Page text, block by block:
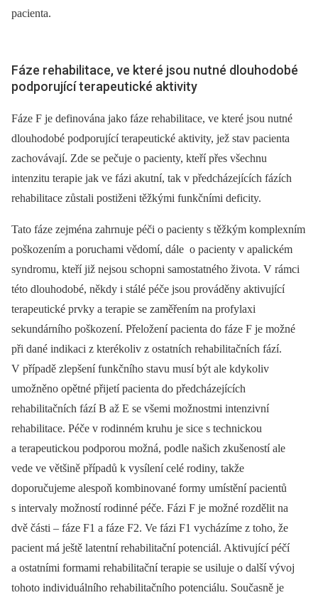
pacienta.
Fáze rehabilitace, ve které jsou nutné dlouhodobé
podporující terapeutické aktivity
Fáze F je definována jako fáze rehabilitace, ve které jsou nutné
dlouhodobé podporující terapeutické aktivity, jež stav pacienta
zachovávají. Zde se pečuje o pacienty, kteří přes všechnu
intenzitu terapie jak ve fázi akutní, tak v předcházejících fázích
rehabilitace zůstali postiženi těžkými funkčními deficity.
Tato fáze zejména zahrnuje péči o pacienty s těžkým komplexním
poškozením a poruchami vědomí, dále o pacienty v apalickém
syndromu, kteří již nejsou schopni samostatného života. V rámci
této dlouhodobé, někdy i stálé péče jsou prováděny aktivující
terapeutické prvky a terapie se zaměřením na profylaxi
sekundárního poškození. Přeložení pacienta do fáze F je možné
při dané indikaci z kterékoliv z ostatních rehabilitačních fází.
V případě zlepšení funkčního stavu musí být ale kdykoliv
umožněno opětné přijetí pacienta do předcházejících
rehabilitačních fází B až E se všemi možnostmi intenzivní
rehabilitace. Péče v rodinném kruhu je sice s technickou
a terapeutickou podporou možná, podle našich zkušeností ale
vede ve většině případů k vysílení celé rodiny, takže
doporučujeme alespoň kombinované formy umístění pacientů
s intervaly možností rodinné péče. Fázi F je možné rozdělit na
dvě části –⁠ fáze F1 a fáze F2. Ve fázi F1 vycházíme z toho, že
pacient má ještě latentní rehabilitační potenciál. Aktivující péčí
a ostatními formami rehabilitační terapie se usiluje o další vývoj
tohoto individuálního rehabilitačního potenciálu. Současně je